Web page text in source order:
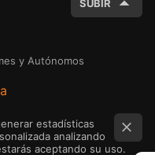
SUBIR
y Autónomos
estadísticas
analizando
aceptando su uso.